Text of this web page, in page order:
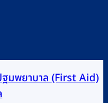
พยาบาล (First Aid)